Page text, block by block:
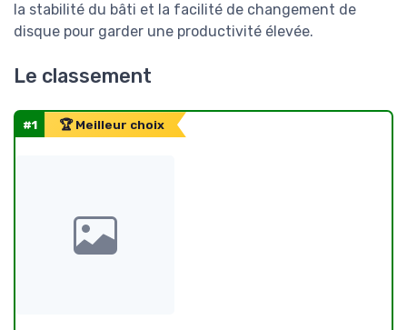
la stabilité du bâti et la facilité de changement de
disque pour garder une productivité élevée.
Le classement
#1 🏆 Meilleur choix